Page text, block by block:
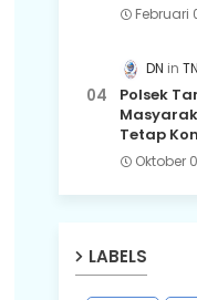
Februari
DN
Polsek
Tetap
Oktober
LABELS